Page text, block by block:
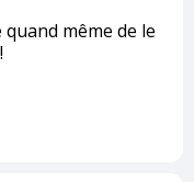
même de le